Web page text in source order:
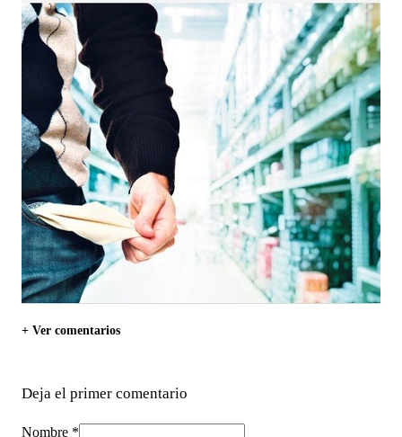
+ Ver comentarios
Deja el primer comentario
Nombre *